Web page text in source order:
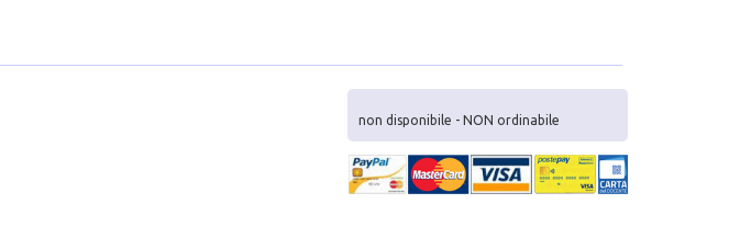
non disponibile - NON ordinabile